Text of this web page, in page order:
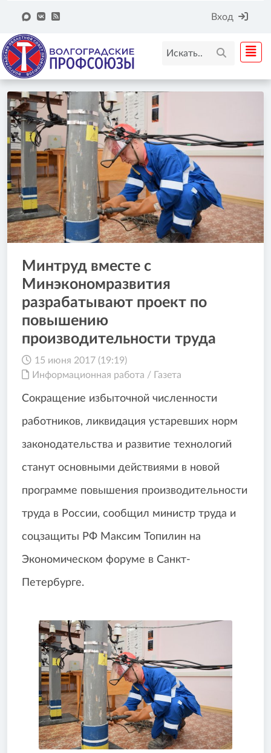
Вход
Минтруд вместе с
Минэкономразвития
разрабатывают проект по
повышению
производительности труда
15 июня 2017 (19:19)
Информационная работа / Газета
Сокращение избыточной численности
работников, ликвидация устаревших норм
законодательства и развитие технологий
станут основными действиями в новой
программе повышения производительности
труда в России, сообщил министр труда и
соцзащиты РФ Максим Топилин на
Экономическом форуме в Санкт-
Петербурге.